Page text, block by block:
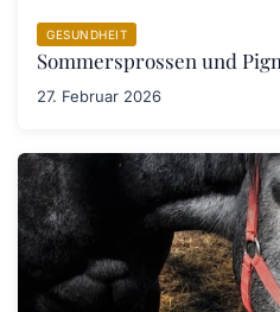
GESUNDHEIT
Sommersprossen und
27. Februar 2026